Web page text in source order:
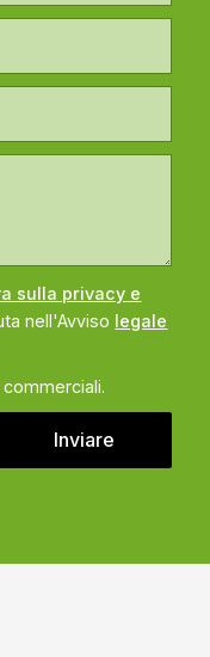
sulla privacy e
nell'Avviso legale
Inviare